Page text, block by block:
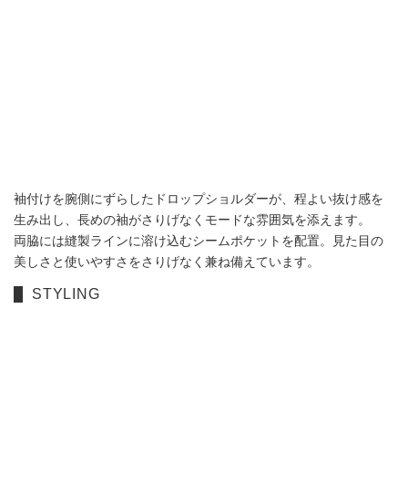
袖付けを腕側にずらしたドロップショルダーが、程よい抜け感を
生み出し、長めの袖がさりげなくモードな雰囲気を添えます。
両脇には縫製ラインに溶け込むシームポケットを配置。見た目の
美しさと使いやすさをさりげなく兼ね備えています。
STYLING